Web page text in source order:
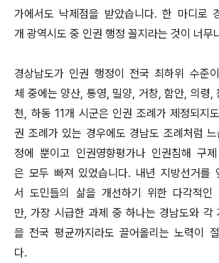
가에서도 낙제점을 받았습니다. 한 마디로
개 광역시도 중 인권 행정 꼴지라는 것이 너무
경상남도가 인권 행정이 전국 최하위 수준
체 중에는 양산, 통영, 밀양, 거창, 함안, 의령,
천, 하동 11개 시군은 인권 조례가 제정되지
권 조례가 있는 경우에도 경남도 조례처럼
정에 뿐이고 인권영향평가나 인권침해 구
은 모두 빠져 있었습니다. 내년 지방선거를
서 도민들의 삶을 개선하기 위한 다각적인
만, 가장 시급한 과제 중 하나는 경남도와 각
을 전국 평균까지라도 끌어올리는 노력이
다.